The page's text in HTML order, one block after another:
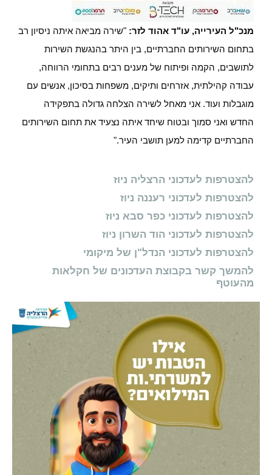
מנכ"ל העירייה, עו"ד אהוד לזר: "שירה מביאה איתה ניסיון רב
בתחום השירותים החברתיים, בין היתר בהנגשת השירות
לתושבים, הקמה ופיתוח של מענים רבים בתחומי הרווחה,
עבודה קהילתית, אזרחים ותיקים, משפחות בסיכון, אנשים עם
מוגבלות ועוד. אני מאחל לשירה הצלחה גדולה בתפקידה
החדש ואני סמוך ובטוח שיחד איתה נצעיד את תחום השירותים
החברתיים קדימה למען תושבי העיר."
להצטרפות לעדכוני הרצליה ניוז
להצטרפות לעדכוני רעננה ניוז
להצטרפות לעדכוני כפר סבא ניוז
להצטרפות לעדכוני הוד השרון ניוז
להצטרפות לעדכוני הנדל"ן של מיקומי
להמשך קשר בקבוצת העדכונים של חקלאות
מהעוטף